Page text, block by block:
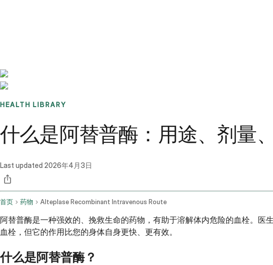
HEALTH LIBRARY
什么是阿替普酶：用途、剂量
Last updated 2026年4月3日
首页 药物 Alteplase Recombinant Intravenous Route
阿替普酶是一种强效的、挽救生命的药物，有助于溶解体内危险的血栓。
血栓，但它的作用比您的身体自身更快、更有效。
什么是阿替普酶？